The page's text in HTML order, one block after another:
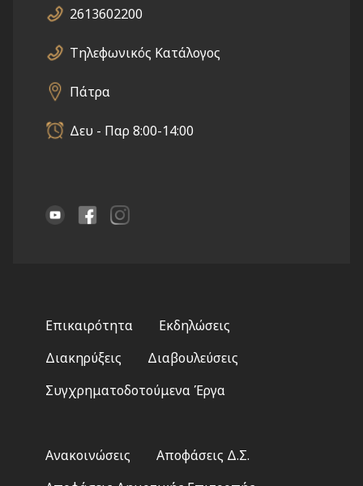
2613602200
Τηλεφωνικός Κατάλογος
Πάτρα
Δευ - Παρ 8:00-14:00
menu
Επικαιρότητα
Εκδηλώσεις
Διακηρύξεις
Διαβουλεύσεις
Συγχρηματοδοτούμενα Έργα
2
Ανακοινώσεις
Αποφάσεις Δ.Σ.